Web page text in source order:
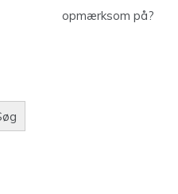
opmærksom på?